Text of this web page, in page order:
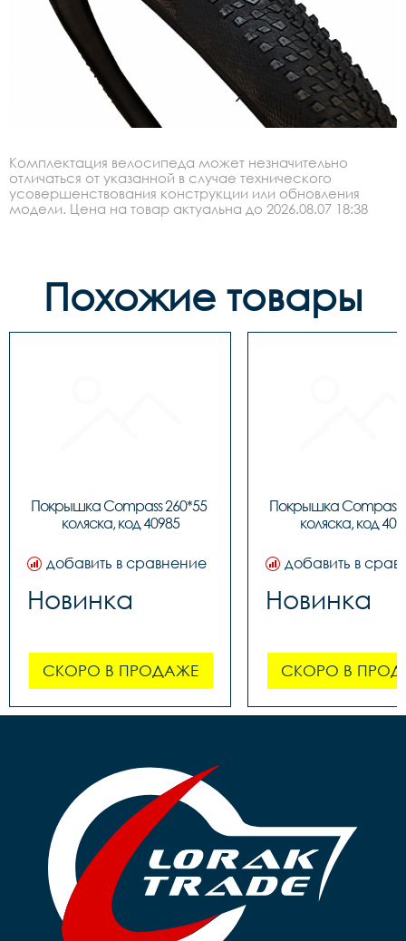
Комплектация велосипеда может незначительно
отличаться от указанной в случае технического
усовершенствования конструкции или обновления
модели. Цена на товар актуальна до 2026.08.07 18:38
Похожие товары
Покрышка Compass 260*55
коляска, код 40985
добавить в сравнение
Новинка
СКОРО В ПРОДАЖЕ
Покрышка Compass
коляска, код
добавить в
Новинка
СКОРО В